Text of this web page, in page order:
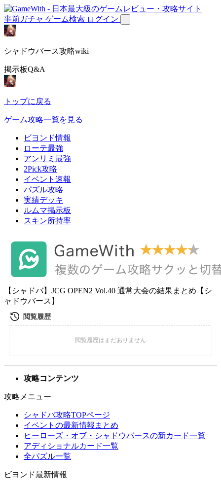
事前ガチャ ゲーム検索 ログイン
シャドウバース攻略wiki
掲示板Q&A
トップに戻る
ゲーム攻略一覧を見る
ビヨンド情報
ローテ最強
アンリミ最強
2Pick攻略
イベント速報
パズル攻略
実績デッキ
ルムマ掲示板
スキン所持率
【シャドバ】JCG OPEN2 Vol.40 通常大会の結果まとめ【シ
ャドウバース】
攻略コンテンツ
攻略メニュー
シャドバ攻略TOPページ
イベントの最新情報まとめ
ヒーローズ・オブ・シャドウバースの新カード一覧
アディショナルカード一覧
全パズル一覧
ビヨンド最新情報